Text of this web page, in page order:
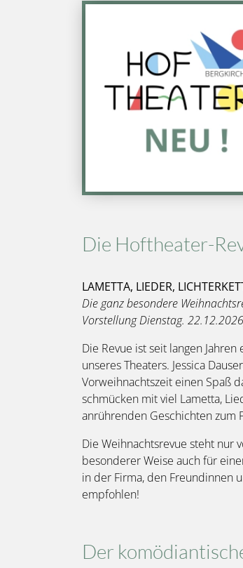
Die Hoftheater-
LAMETTA, LIEDER,
Die ganz besondere
Vorstellung Dienstag.
Die Revue ist seit langen
unseres Theaters. Jessica
Vorweihnachtszeit einen Spaß
schmücken mit viel Lametta,
anrührenden Geschichten zum
Die Weihnachtsrevue steht nur
besonderer Weise auch für
in der Firma, den Freundinnen
empfohlen!
Der